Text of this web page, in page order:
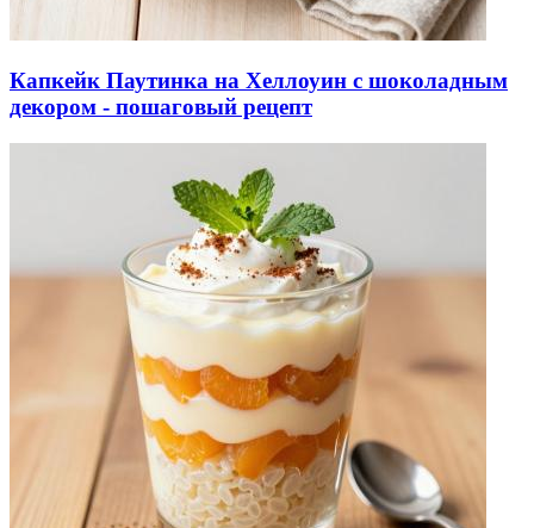
Капкейк Паутинка на Хеллоуин с шоколадным
декором - пошаговый рецепт